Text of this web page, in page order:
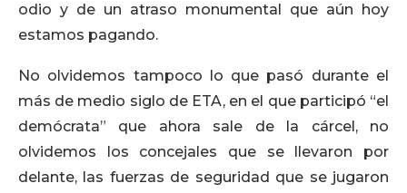
odio y de un atraso monumental que aún hoy
estamos pagando.
No olvidemos tampoco lo que pasó durante el
más de medio siglo de ETA, en el que participó “el
demócrata” que ahora sale de la cárcel, no
olvidemos los concejales que se llevaron por
delante, las fuerzas de seguridad que se jugaron